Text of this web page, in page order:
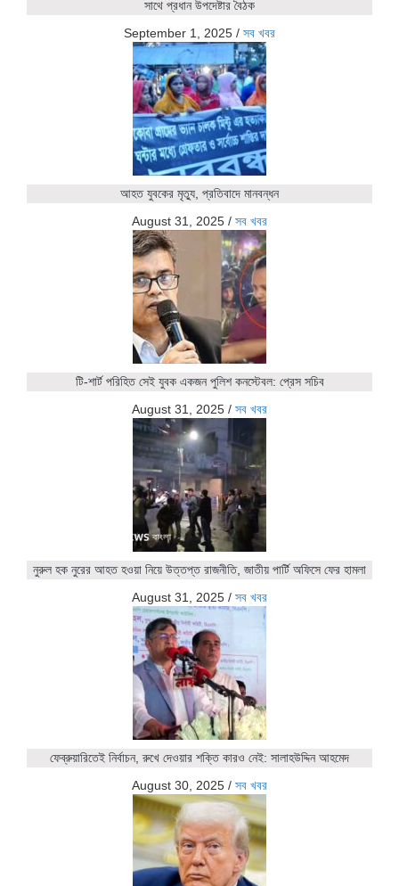
সাথে প্রধান উপদেষ্টার বৈঠক
September 1, 2025 / সব খবর
আহত যুবকের মৃত্যু, প্রতিবাদে মানবন্ধন
August 31, 2025 / সব খবর
টি-শার্ট পরিহিত সেই যুবক একজন পুলিশ কনস্টেবল: প্রেস সচিব
August 31, 2025 / সব খবর
নুরুল হক নুরের আহত হওয়া নিয়ে উত্তপ্ত রাজনীতি, জাতীয় পার্টি অফিসে ফের হামলা
August 31, 2025 / সব খবর
ফেব্রুয়ারিতেই নির্বাচন, রুখে দেওয়ার শক্তি কারও নেই: সালাহউদ্দিন আহমেদ
August 30, 2025 / সব খবর